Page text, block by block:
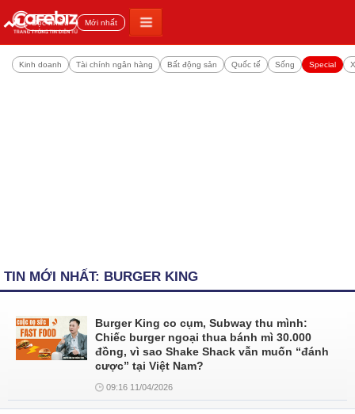
Đọc nhiều Mới nhất
Kinh doanh Tài chính ngân hàng Bất động sản Quốc tế Sống Special
TIN MỚI NHẤT: BURGER KING
Burger King co cụm, Subway thu mình:
Chiếc burger ngoại thua bánh mì 30.000
đồng, vì sao Shake Shack vẫn muốn “đánh
cược” tại Việt Nam?
09:16 11/04/2026